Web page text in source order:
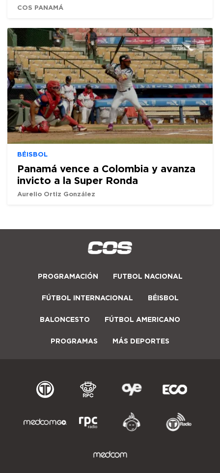
COS PANAMÁ
BÉISBOL
Panamá vence a Colombia y avanza
invicto a la Super Ronda
Aurelio Ortiz González
PROGRAMACIÓN FUTBOL NACIONAL
FÚTBOL INTERNACIONAL BÉISBOL
BALONCESTO FÚTBOL AMERICANO
PROGRAMAS MÁS DEPORTES